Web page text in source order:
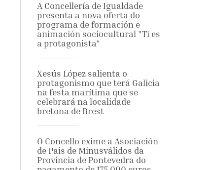
A Concellería de Igualdade
presenta a nova oferta do
programa de formación e
animación sociocultural "Ti es
a protagonista"
Xesús López salienta o
protagonismo que terá Galicia
na festa marítima que se
celebrará na localidade
bretona de Brest
O Concello exime a Asociación
de Pais de Minusválidos da
Provincia de Pontevedra do